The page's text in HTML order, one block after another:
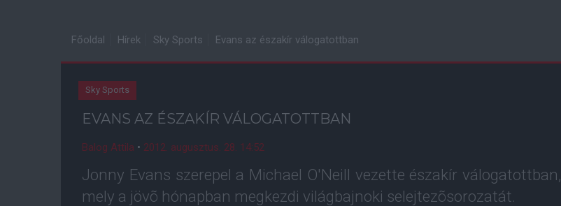
Főoldal Hírek Sky Sports Evans az északír válogatottban
Sky Sports
EVANS AZ ÉSZAKÍR VÁLOGATOTTBAN
Balog Attila • 2012. augusztus. 28. 14:52
Jonny Evans szerepel a Michael O'Neill vezette északír válogatottban,
mely a jövõ hónapban megkezdi világbajnoki selejtezõsorozatát.